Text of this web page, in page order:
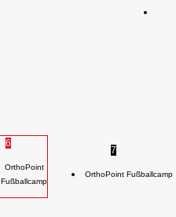
6
OrthoPoint
Fußballcamp
7
OrthoPoint Fußballcamp